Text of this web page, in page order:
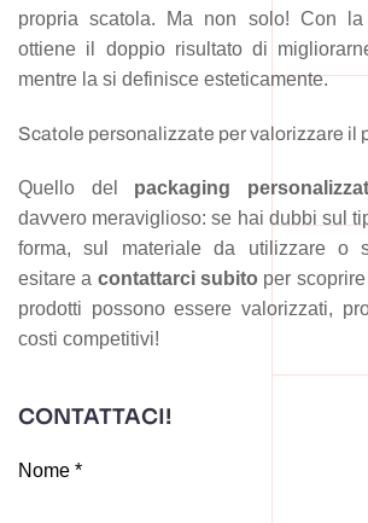
propria scatola. Ma non solo! Con la
ottiene il doppio risultato di
mentre la si definisce esteticamente.
Scatole personalizzate per valorizzare il
Quello del packaging
davvero meraviglioso: se hai dubbi sul
forma, sul materiale da utilizzare o
esitare a contattarci subito per
prodotti possono essere valorizzati,
costi competitivi!
CONTATTACI!
Nome *